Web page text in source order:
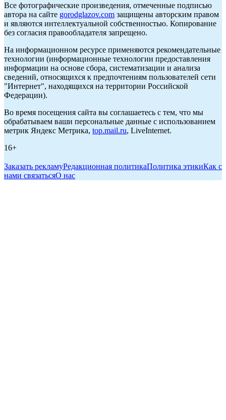
Все фотографические произведения, отмеченные подписью
автора на сайте gorodglazov.com защищены авторским правом
и являются интеллектуальной собственностью. Копирование
без согласия правообладателя запрещено.
На информационном ресурсе применяются рекомендательные
технологии (информационные технологии предоставления
информации на основе сбора, систематизации и анализа
сведений, относящихся к предпочтениям пользователей сети
"Интернет", находящихся на территории Российской
Федерации).
Во время посещения сайта вы соглашаетесь с тем, что мы
обрабатываем ваши персональные данные с использованием
метрик Яндекс Метрика, top.mail.ru, LiveInternet.
16+
Заказать рекламуРедакционная политикаПолитика этикиКак с
нами связатьсяО нас